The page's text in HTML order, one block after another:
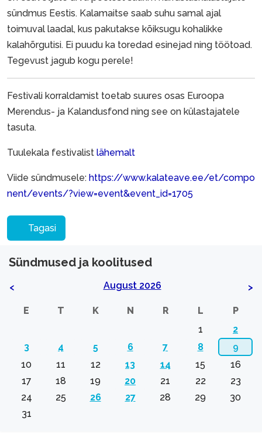
sündmus Eestis. Kalamaitse saab suhu samal ajal
toimuval laadal, kus pakutakse kõiksugu kohalikke
kalahõrgutisi. Ei puudu ka toredad esinejad ning töötoad.
Tegevust jagub kogu perele!
Festivali korraldamist toetab suures osas Euroopa
Merendus- ja Kalandusfond ning see on külastajatele
tasuta.
Tuulekala festivalist lähemalt
Viide sündmusele: https://www.kalateave.ee/et/compo
nent/events/?view=event&event_id=1705
Tagasi
Sündmused ja koolitused
< August 2026 >
E T K N R L
P
1
2
3
4 5 6 7 8
9
10
11 12 13 14 15
16
17
18 19 20 21 22
23
24
25 26 27 28 29
30
31